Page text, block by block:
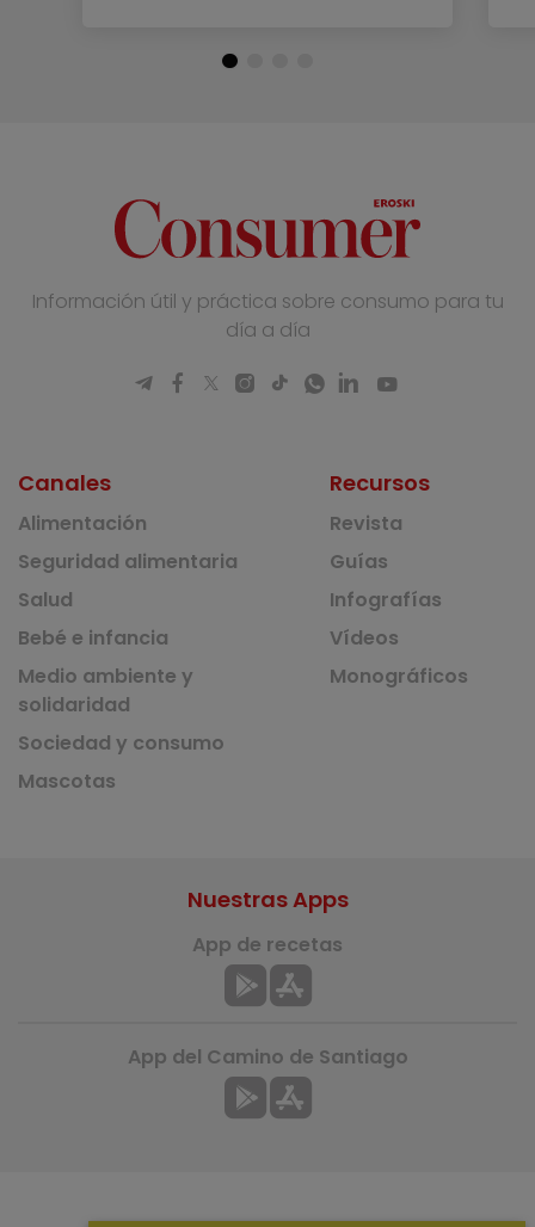
Información útil y práctica sobre consumo para tu
día a día
Canales
Alimentación
Seguridad alimentaria
Salud
Bebé e infancia
Medio ambiente y
solidaridad
Sociedad y consumo
Mascotas
Recursos
Revista
Guías
Infografías
Vídeos
Monográficos
Nuestras Apps
App de recetas
App del Camino de Santiago